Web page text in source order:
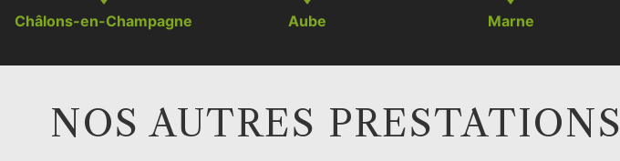
Châlons-en-Champagne Aube Marne
NOS AUTRES PRESTATIONS